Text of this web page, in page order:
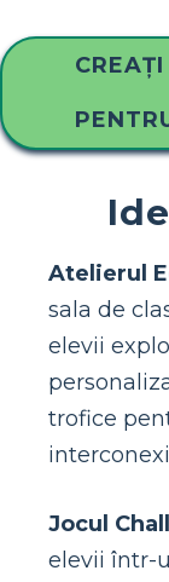
Atelierul
sala de
elevii
trofice
Jocul
elevii într-